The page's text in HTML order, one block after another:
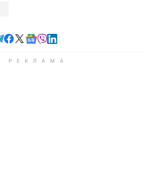
Читайте в Telegram
Читайте в Facebook
Читайте в X
Читайте в Google news
Читайте в Viber
Читайте в LinkedIn